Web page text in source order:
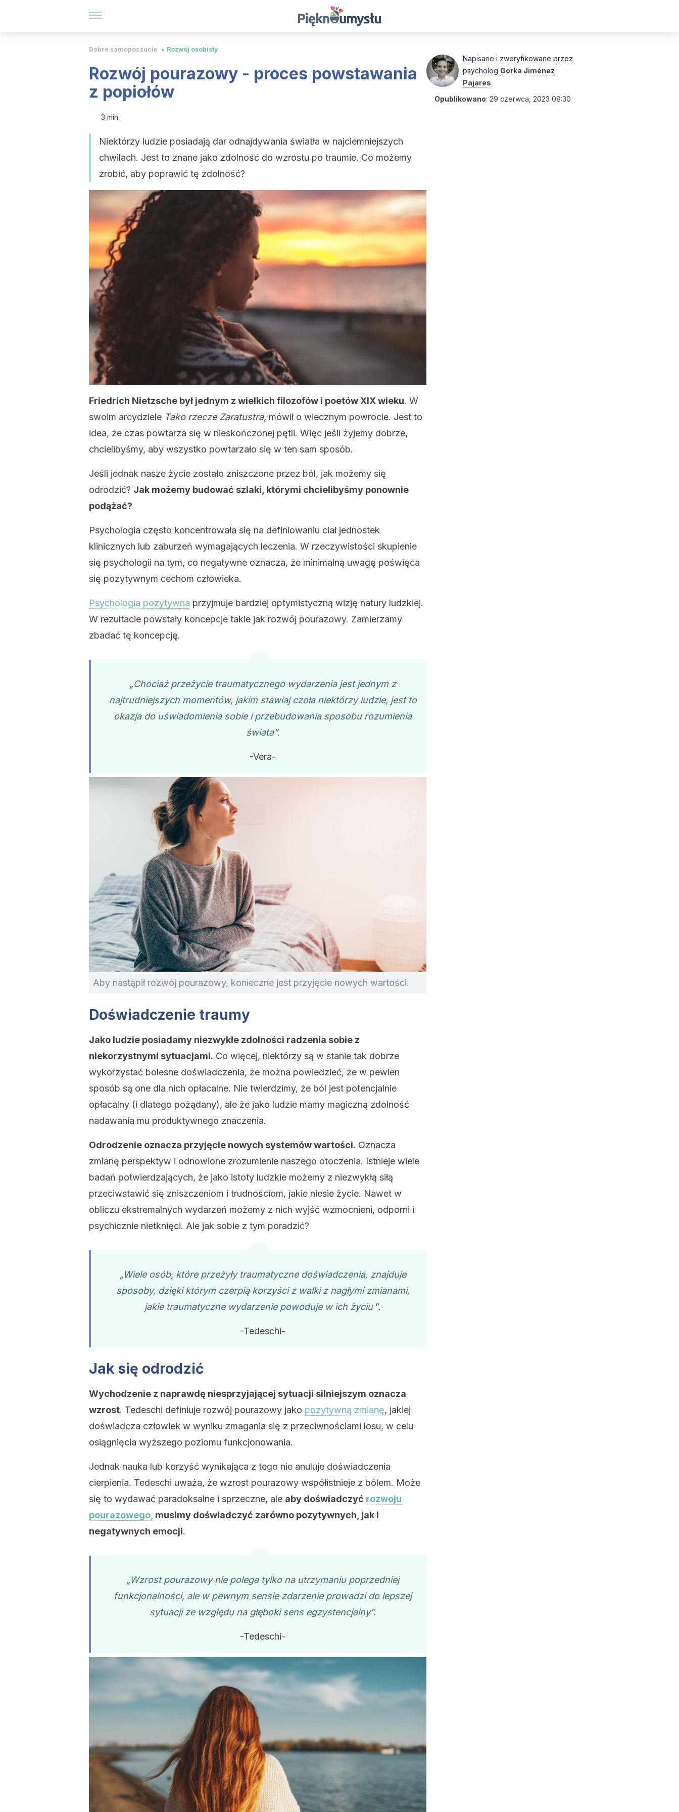
Dobre samopoczucie Rozwój osobisty
Rozwój pourazowy - proces powstawania
z popiołów
3 min.
Niektórzy ludzie posiadają dar odnajdywania światła w najciemniejszych
chwilach. Jest to znane jako zdolność do wzrostu po traumie. Co możemy
zrobić, aby poprawić tę zdolność?
Friedrich Nietzsche był jednym z wielkich filozofów i poetów XIX wieku. W
swoim arcydziele Tako rzecze Zaratustra, mówił o wiecznym powrocie. Jest to
idea, że czas powtarza się w nieskończonej pętli. Więc jeśli żyjemy dobrze,
chcielibyśmy, aby wszystko powtarzało się w ten sam sposób.
Jeśli jednak nasze życie zostało zniszczone przez ból, jak możemy się
odrodzić? Jak możemy budować szlaki, którymi chcielibyśmy ponownie
podążać?
Psychologia często koncentrowała się na definiowaniu ciał jednostek
klinicznych lub zaburzeń wymagających leczenia. W rzeczywistości skupienie
się psychologii na tym, co negatywne oznacza, że minimalną uwagę poświęca
się pozytywnym cechom człowieka.
Psychologia pozytywna przyjmuje bardziej optymistyczną wizję natury ludzkiej.
W rezultacie powstały koncepcje takie jak rozwój pourazowy. Zamierzamy
zbadać tę koncepcję.
„Chociaż przeżycie traumatycznego wydarzenia jest jednym z
najtrudniejszych momentów, jakim stawiaj czoła niektórzy ludzie, jest to
okazja do uświadomienia sobie i przebudowania sposobu rozumienia
świata”.
-Vera-
Aby nastąpił rozwój pourazowy, konieczne jest przyjęcie nowych wartości.
Doświadczenie traumy
Jako ludzie posiadamy niezwykłe zdolności radzenia sobie z
niekorzystnymi sytuacjami. Co więcej, niektórzy są w stanie tak dobrze
wykorzystać bolesne doświadczenia, że można powiedzieć, że w pewien
sposób są one dla nich opłacalne. Nie twierdzimy, że ból jest potencjalnie
opłacalny (i dlatego pożądany), ale że jako ludzie mamy magiczną zdolność
nadawania mu produktywnego znaczenia.
Odrodzenie oznacza przyjęcie nowych systemów wartości. Oznacza
zmianę perspektyw i odnowione zrozumienie naszego otoczenia. Istnieje wiele
badań potwierdzających, że jako istoty ludzkie możemy z niezwykłą siłą
przeciwstawić się zniszczeniom i trudnościom, jakie niesie życie. Nawet w
obliczu ekstremalnych wydarzeń możemy z nich wyjść wzmocnieni, odporni i
psychicznie nietknięci. Ale jak sobie z tym poradzić?
„Wiele osób, które przeżyły traumatyczne doświadczenia, znajduje
sposoby, dzięki którym czerpią korzyści z walki z nagłymi zmianami,
jakie traumatyczne wydarzenie powoduje w ich życiu”.
-Tedeschi-
Jak się odrodzić
Wychodzenie z naprawdę niesprzyjającej sytuacji silniejszym oznacza
wzrost. Tedeschi definiuje rozwój pourazowy jako pozytywną zmianę, jakiej
doświadcza człowiek w wyniku zmagania się z przeciwnościami losu, w celu
osiągnięcia wyższego poziomu funkcjonowania.
Jednak nauka lub korzyść wynikająca z tego nie anuluje doświadczenia
cierpienia. Tedeschi uważa, że wzrost pourazowy współistnieje z bólem. Może
się to wydawać paradoksalne i sprzeczne, ale aby doświadczyć rozwoju
pourazowego, musimy doświadczyć zarówno pozytywnych, jak i
negatywnych emocji.
„Wzrost pourazowy nie polega tylko na utrzymaniu poprzedniej
funkcjonalności, ale w pewnym sensie zdarzenie prowadzi do lepszej
sytuacji ze względu na głęboki sens egzystencjalny”.
-Tedeschi-
Napisane i zweryfikowane przez
psycholog Gorka Jiménez
Pajares
Opublikowano: 29 czerwca, 2023 08:30